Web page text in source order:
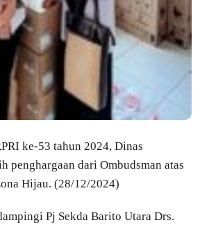
ke-53 tahun 2024, Dinas
penghargaan dari Ombudsman atas
Hijau. (28/12/2024)
Pj Sekda Barito Utara Drs.